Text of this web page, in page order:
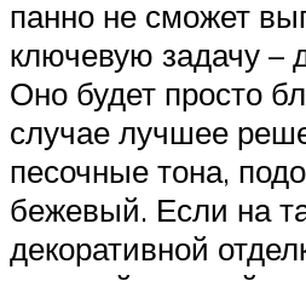
панно не сможет
ключевую задачу –
Оно будет просто
случае лучшее
песочные тона,
бежевый. Если на
декоративной